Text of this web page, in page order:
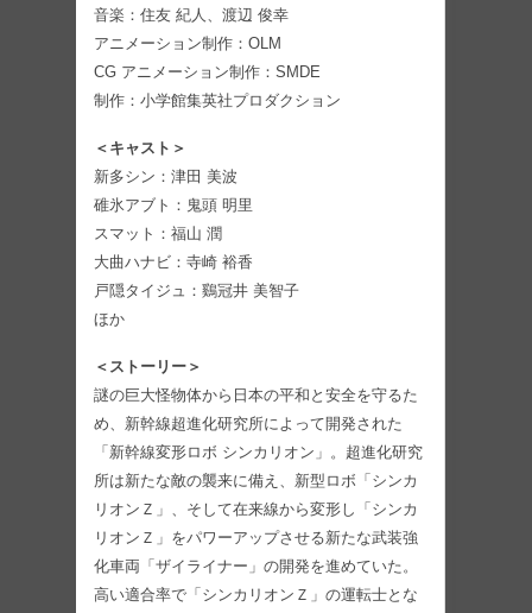
音楽：住友 紀人、渡辺 俊幸
アニメーション制作：OLM
CG アニメーション制作：SMDE
制作：小学館集英社プロダクション
＜キャスト＞
新多シン：津田 美波
碓氷アブト：鬼頭 明里
スマット：福山 潤
大曲ハナビ：寺崎 裕香
戸隠タイジュ：鷄冠井 美智子
ほか
＜ストーリー＞
謎の巨大怪物体から日本の平和と安全を守るた
め、新幹線超進化研究所によって開発された
「新幹線変形ロボ シンカリオン」。超進化研究
所は新たな敵の襲来に備え、新型ロボ「シンカ
リオンＺ」、そして在来線から変形し「シンカ
リオンＺ」をパワーアップさせる新たな武装強
化車両「ザイライナー」の開発を進めていた。
高い適合率で「シンカリオンＺ」の運転士とな